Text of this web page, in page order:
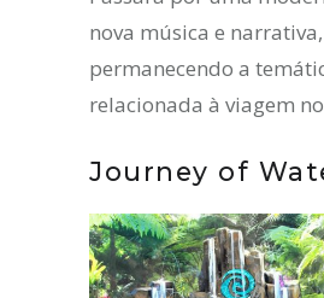
nova música e narrativa,
permanecendo a
relacionada à viagem
Journey of